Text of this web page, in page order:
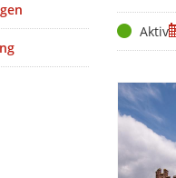
StatusAktiv